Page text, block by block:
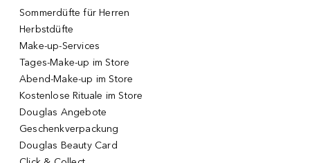
Sommerdüfte für Herren
Herbstdüfte
Make-up-Services
Tages-Make-up im Store
Abend-Make-up im Store
Kostenlose Rituale im Store
Douglas Angebote
Geschenkverpackung
Douglas Beauty Card